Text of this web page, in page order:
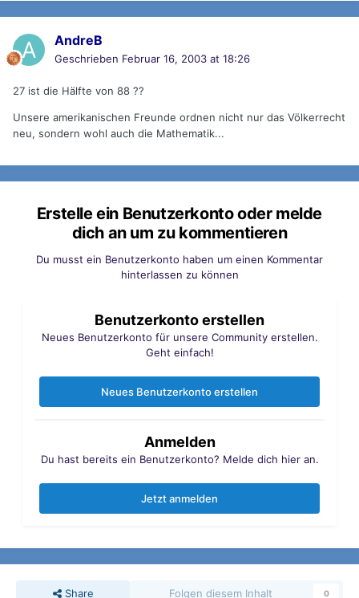
AndreB
Geschrieben Februar 16, 2003 at 18:26
27 ist die Hälfte von 88 ??
Unsere amerikanischen Freunde ordnen nicht nur das Völkerrecht
neu, sondern wohl auch die Mathematik...
Erstelle ein Benutzerkonto oder melde
dich an um zu kommentieren
Du musst ein Benutzerkonto haben um einen Kommentar
hinterlassen zu können
Benutzerkonto erstellen
Neues Benutzerkonto für unsere Community erstellen.
Geht einfach!
Neues Benutzerkonto erstellen
Anmelden
Du hast bereits ein Benutzerkonto? Melde dich hier an.
Jetzt anmelden
Share Folgen diesem Inhalt 0